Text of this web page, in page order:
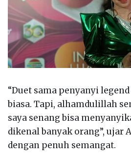
“Duet sama penyanyi
biasa. Tapi, alhamdulillah
saya senang bisa
dikenal banyak orang”, ujar
dengan penuh semangat.